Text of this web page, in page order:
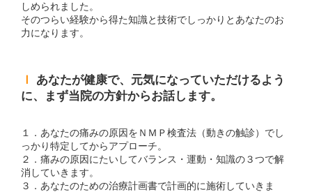
しめられました。
そのつらい経験から得た知識と技術でしっかりとあなたのお
力になります。
あなたが健康で、元気になっていただけるよう
に、まず当院の方針からお話します。
１．あなたの痛みの原因をＮＭＰ検査法（動きの触診）でし
っかり特定してからアプローチ。
２．痛みの原因にたいしてバランス・運動・知識の３つで解
消していきます。
３．あなたのための治療計画書で計画的に施術していきま